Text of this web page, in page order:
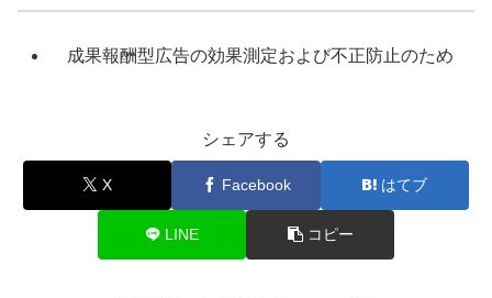
成果報酬型広告の効果測定および不正防止のため
シェアする
X Facebook はてブ
LINE コピー